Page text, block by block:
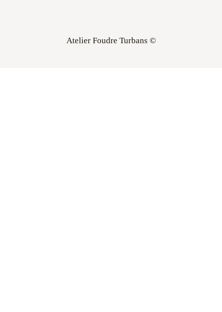
Atelier Foudre Turbans ©